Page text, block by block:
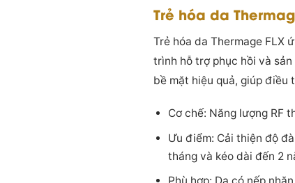
Trẻ hóa da
Trẻ hóa da Thermage FLX
trình hỗ trợ phục hồi và
bề mặt hiệu quả, giúp điều
Cơ chế: Năng lượng RF
Ưu điểm: Cải thiện độ
tháng và kéo dài đến 2